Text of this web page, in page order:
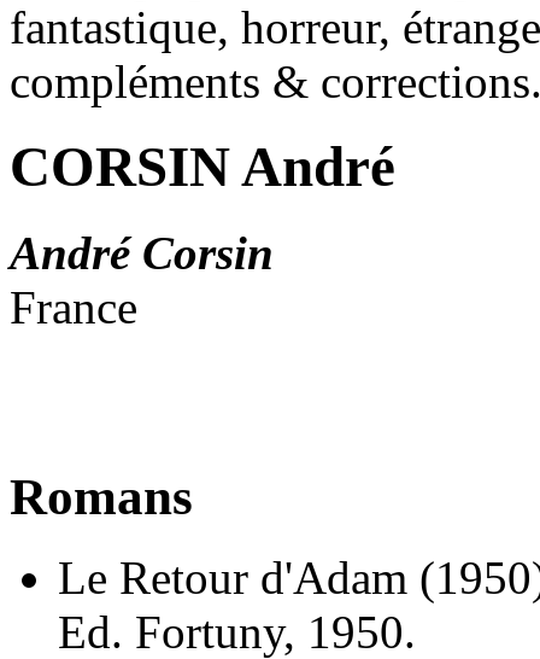
fantastique, horreur,
compléments &
CORSIN André
André Corsin
France
Romans
Le Retour d'Adam
Ed. Fortuny, 1950.